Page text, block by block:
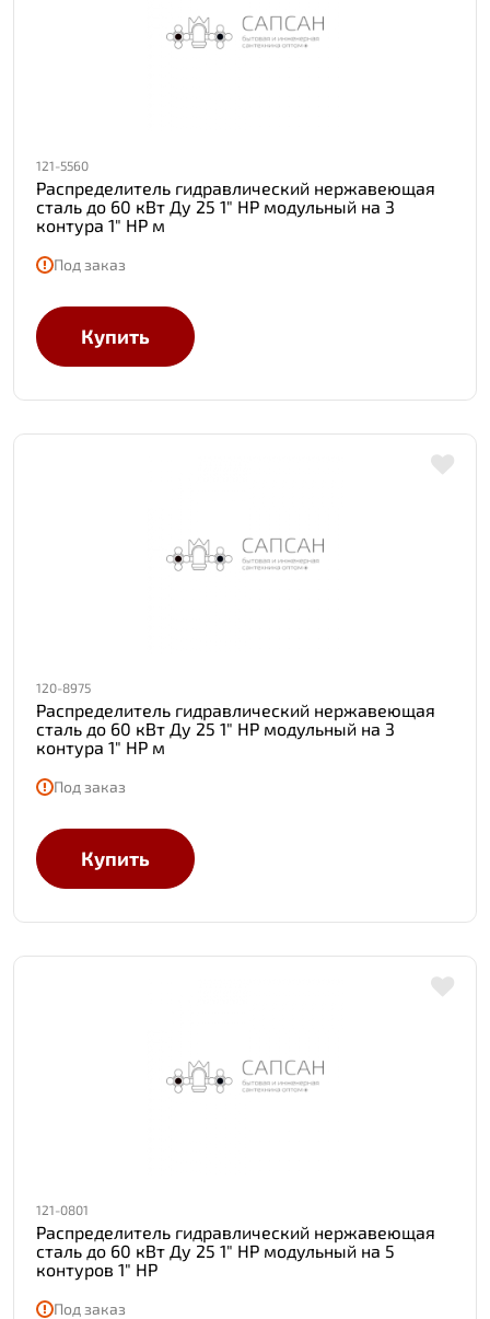
121-5560
Распределитель гидравлический нержавеющая
сталь до 60 кВт Ду 25 1" НР модульный на 3
контура 1" НР м
Под заказ
Купить
120-8975
Распределитель гидравлический нержавеющая
сталь до 60 кВт Ду 25 1" НР модульный на 3
контура 1" НР м
Под заказ
Купить
121-0801
Распределитель гидравлический нержавеющая
сталь до 60 кВт Ду 25 1" НР модульный на 5
контуров 1" НР
Под заказ